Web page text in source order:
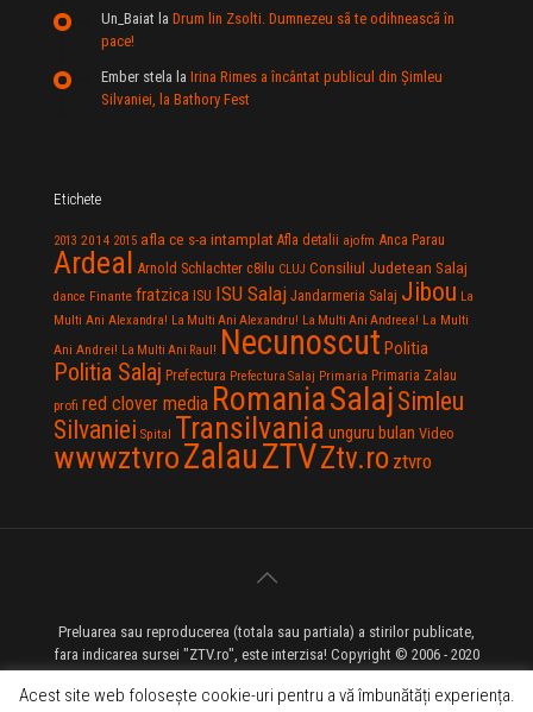
Un_Baiat la Drum lin Zsolti. Dumnezeu sã te odihneascã în
pace!
Ember stela la Irina Rimes a încântat publicul din Şimleu
Silvaniei, la Bathory Fest
Etichete
2013 2014 2015 afla ce s-a intamplat Afla detalii ajofm Anca Parau
Ardeal Arnold Schlachter c8ilu CLUJ Consiliul Judetean Salaj
dance Finante fratzica ISU ISU Salaj Jandarmeria Salaj Jibou La
Multi Ani Alexandra! La Multi Ani Alexandru! La Multi Ani Andreea! La Multi
Ani Andrei! La Multi Ani Raul! Necunoscut Politia
Politia Salaj Prefectura Prefectura Salaj Primaria Primaria Zalau
profi red clover media RomaniaSalaj Simleu
Silvaniei Spital Transilvania unguru bulan Video
wwwztvroZalauZTVZtv.ro ztvro
Preluarea sau reproducerea (totala sau partiala) a stirilor publicate,
fara indicarea sursei "ZTV.ro", este interzisa! Copyright © 2006 - 2020
ZTV.ro - Televiziune pe Internet - Zalau TV
Acest site web folosește cookie-uri pentru a vă îmbunătăți experiența.